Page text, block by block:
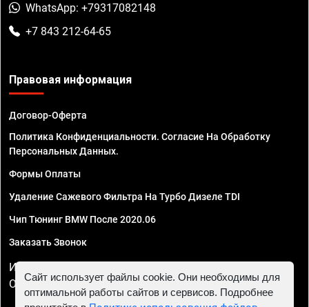
WhatsApp: +79317082148
+7 843 212-64-65
Правовая информация
Договор-Оферта
Политика Конфиденциальности. Согласие На Обработку
Персональных Данных.
Формы Оплаты
Удаление Сажевого Фильтра На Турбо Дизеле TDI
Чип Тюнинг BMW После 2020.06
Заказать Звонок
ИП Смирнов Георгий Павлович. ИНН 781302555843,
ОГРНИП 324470400032610
Сайт использует файлы cookie. Они необходимы для
оптимальной работы сайтов и сервисов. Подробнее